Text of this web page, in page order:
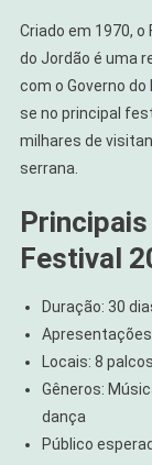
Criado em 1970,
do Jordão é uma
com o Governo
se no principal
milhares de
serrana.
Festival
Duração: 30
Locais: 8
Gêneros:
dança
Público